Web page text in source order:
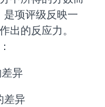
项评级反映一
出的反应力。
异
差异